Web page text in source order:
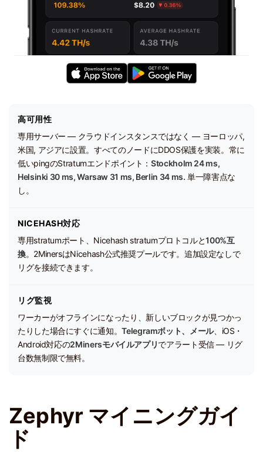
高可用性
専用サーバー — クラウドインスタンスではなく — ヨーロッパ,
米国, アジアに設置。すべてのノードにDDOS保護を実装。常に
低いpingのStratumエンドポイント：Stockholm 24 ms,
Helsinki 30 ms, Warsaw 31 ms, Berlin 34 ms. 単一障害点な
し。
NICEHASH対応
専用stratumポート、Nicehash stratumプロトコルと100%互
換。2MinersはNicehash公式推奨プールです。追加設定なしで
リグを接続できます。
リグ監視
ワーカーがオフラインになったり、新しいブロックが見つかっ
たりした場合にすぐに通知。Telegramボット、メール、iOS・
Android対応の2Minersモバイルアプリでアラート受信 — リグ
台数無制限で無料。
Zephyr マイニングガイ
ド